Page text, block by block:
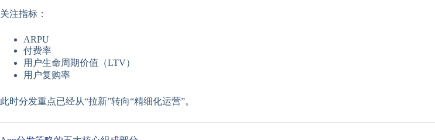
关注指标：
ARPU
付费率
用户生命周期价值（LTV）
用户复购率
此时分发重点已经从“拉新”转向“精细化运营”。